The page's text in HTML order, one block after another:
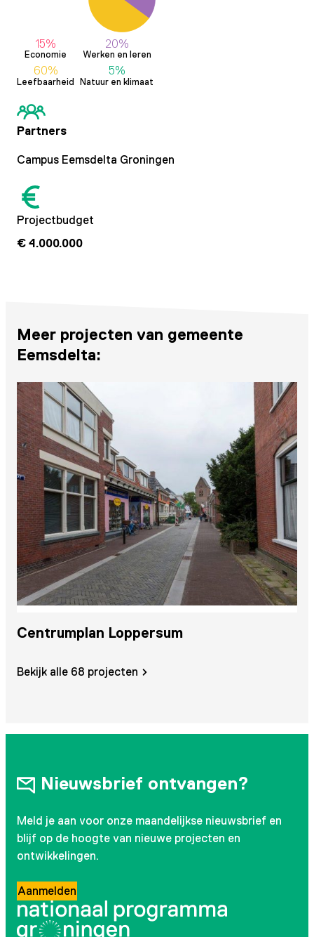
15%
Economie
20%
Werken en leren
60%
Leefbaarheid
5%
Natuur en klimaat
Partners
Campus Eemsdelta Groningen
Projectbudget
€ 4.000.000
Meer projecten van gemeente
Eemsdelta:
Bekijk alle 68 projecten
Centrumplan Loppersum
Nieuwsbrief ontvangen?
Meld je aan voor onze maandelijkse nieuwsbrief en
blijf op de hoogte van nieuwe projecten en
ontwikkelingen.
Aanmelden